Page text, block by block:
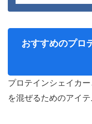
おすすめのプロ
プロテインシェイカ
を混ぜるためのアイテ